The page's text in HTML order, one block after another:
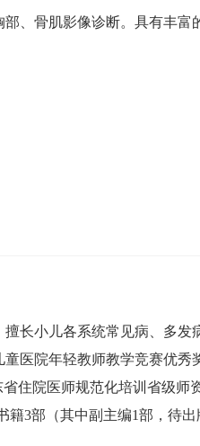
、骨肌影像诊断。具有丰富
长小儿各系统常见病、多发
医院年轻教师教学竞赛优秀
住院医师规范化培训省级
3部（其中副主编1部，待出